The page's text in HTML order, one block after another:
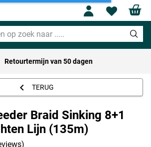
Profile
Feeder Braid Sinking
Gevlochten Lijn (135m)
34.95
Retourtermijn van 50 dagen
TERUG
Braid Sinking 8+1
Lijn (135m)